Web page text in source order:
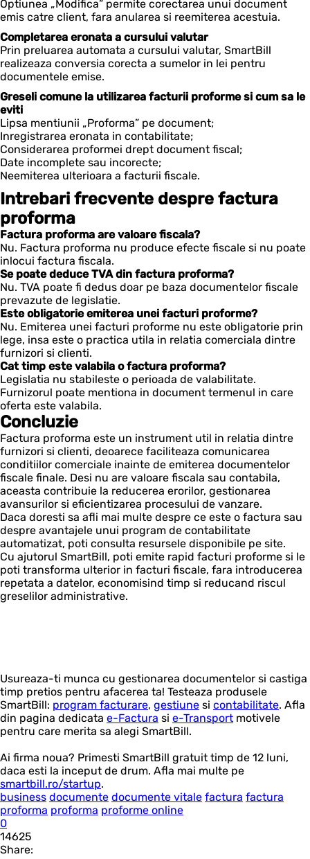
Optiunea „Modifica” permite corectarea unui document
emis catre client, fara anularea si reemiterea acestuia.
Completarea eronata a cursului valutar
Prin preluarea automata a cursului valutar, SmartBill
realizeaza conversia corecta a sumelor in lei pentru
documentele emise.
Greseli comune la utilizarea facturii proforme si cum sa le
eviti
Lipsa mentiunii „Proforma” pe document;
Inregistrarea eronata in contabilitate;
Considerarea proformei drept document fiscal;
Date incomplete sau incorecte;
Neemiterea ulterioara a facturii fiscale.
Intrebari frecvente despre factura
proforma
Factura proforma are valoare fiscala?
Nu. Factura proforma nu produce efecte fiscale si nu poate
inlocui factura fiscala.
Se poate deduce TVA din factura proforma?
Nu. TVA poate fi dedus doar pe baza documentelor fiscale
prevazute de legislatie.
Este obligatorie emiterea unei facturi proforme?
Nu. Emiterea unei facturi proforme nu este obligatorie prin
lege, insa este o practica utila in relatia comerciala dintre
furnizori si clienti.
Cat timp este valabila o factura proforma?
Legislatia nu stabileste o perioada de valabilitate.
Furnizorul poate mentiona in document termenul in care
oferta este valabila.
Concluzie
Factura proforma este un instrument util in relatia dintre
furnizori si clienti, deoarece faciliteaza comunicarea
conditiilor comerciale inainte de emiterea documentelor
fiscale finale. Desi nu are valoare fiscala sau contabila,
aceasta contribuie la reducerea erorilor, gestionarea
avansurilor si eficientizarea procesului de vanzare.
Daca doresti sa afli mai multe despre ce este o factura sau
despre avantajele unui program de contabilitate
automatizat, poti consulta resursele disponibile pe site.
Cu ajutorul SmartBill, poti emite rapid facturi proforme si le
poti transforma ulterior in facturi fiscale, fara introducerea
repetata a datelor, economisind timp si reducand riscul
greselilor administrative.
Usureaza-ti munca cu gestionarea documentelor si castiga
timp pretios pentru afacerea ta! Testeaza produsele
SmartBill: program facturare, gestiune si contabilitate. Afla
din pagina dedicata e-Factura si e-Transport motivele
pentru care merita sa alegi SmartBill.
Ai firma noua? Primesti SmartBill gratuit timp de 12 luni,
daca esti la inceput de drum. Afla mai multe pe
smartbill.ro/startup.
business documente documente vitale factura factura
proforma proforma proforme online
0
14625
Share: